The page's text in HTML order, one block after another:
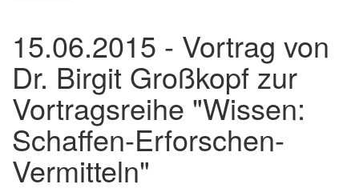
15.06.2015 - Vortrag von
Dr. Birgit Großkopf zur
Vortragsreihe "Wissen:
Schaffen-Erforschen-
Vermitteln"